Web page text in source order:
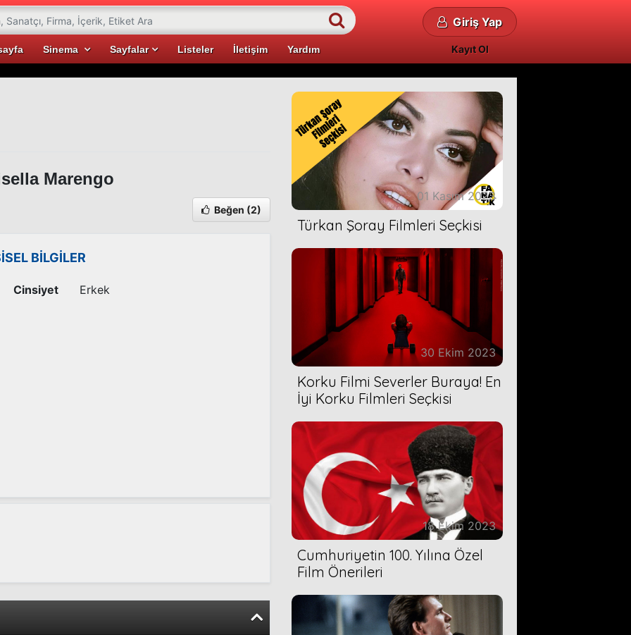
Sinema Sayfalar Listeler İletişim Yardım
Giriş Yap
Kayıt Ol
Marengo
Beğen (2)
BİLGİLER
Cinsiyet Erkek
01 Kasım 2023
Türkan Şoray Filmleri Seçkisi
30 Ekim 2023
Korku Filmi Severler Buraya! En
İyi Korku Filmleri Seçkisi
18 Ekim 2023
Cumhuriyetin 100. Yılına Özel
Film Önerileri